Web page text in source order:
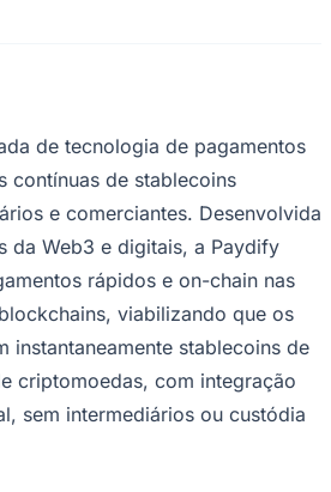
de tecnologia de pagamentos
contínuas de stablecoins
e comerciantes. Desenvolvida
da Web3 e digitais, a Paydify
rápidos e on-chain nas
viabilizando que os
instantaneamente stablecoins de
criptomoedas, com integração
sem intermediários ou custódia